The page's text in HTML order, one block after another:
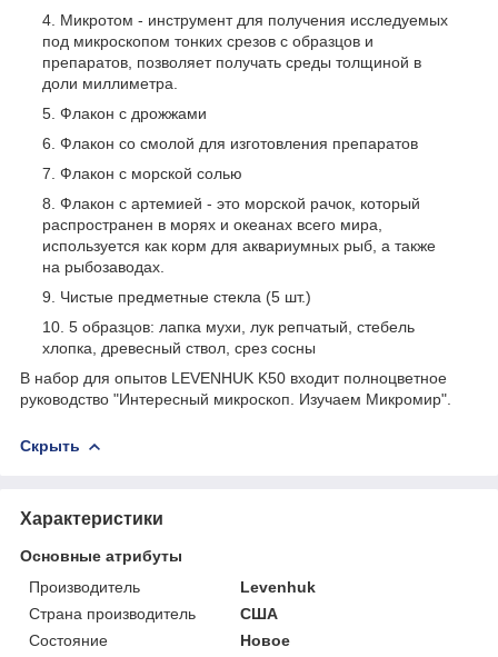
Микротом - инструмент для получения исследуемых
под микроскопом тонких срезов с образцов и
препаратов, позволяет получать среды толщиной в
доли миллиметра.
Флакон с дрожжами
Флакон со смолой для изготовления препаратов
Флакон с морской солью
Флакон с артемией - это морской рачок, который
распространен в морях и океанах всего мира,
используется как корм для аквариумных рыб, а также
на рыбозаводах.
Чистые предметные стекла (5 шт.)
5 образцов: лапка мухи, лук репчатый, стебель
хлопка, древесный ствол, срез сосны
В набор для опытов LEVENHUK K50 входит полноцветное
руководство "Интересный микроскоп. Изучаем Микромир".
Скрыть
Характеристики
Основные атрибуты
Производитель
Levenhuk
Страна производитель
США
Состояние
Новое